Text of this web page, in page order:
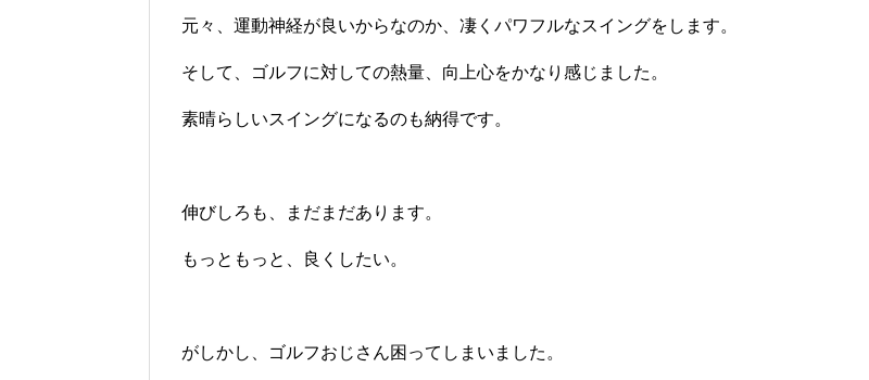
元々、運動神経が良いからなのか、凄くパワフルなスイングをします。
そして、ゴルフに対しての熱量、向上心をかなり感じました。
素晴らしいスイングになるのも納得です。
伸びしろも、まだまだあります。
もっともっと、良くしたい。
がしかし、ゴルフおじさん困ってしまいました。